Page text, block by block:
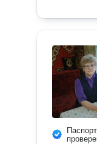
Паспорт